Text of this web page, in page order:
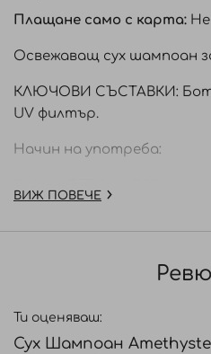
Плащане само с карта: Не
Освежаващ сух шампоан
КЛЮЧОВИ СЪСТАВКИ:
UV филтър.
Начин на употреба:
подейства, след което
ВИЖ ПОВЕЧЕ
Ти оценяваш:
Сух Шампоан